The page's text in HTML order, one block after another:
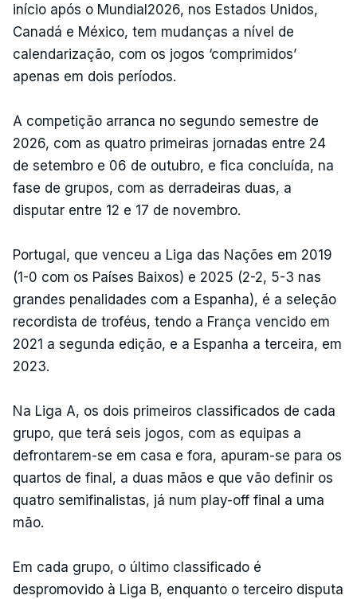
início após o Mundial2026, nos Estados Unidos,
Canadá e México, tem mudanças a nível de
calendarização, com os jogos ‘comprimidos’
apenas em dois períodos.
A competição arranca no segundo semestre de
2026, com as quatro primeiras jornadas entre 24
de setembro e 06 de outubro, e fica concluída, na
fase de grupos, com as derradeiras duas, a
disputar entre 12 e 17 de novembro.
Portugal, que venceu a Liga das Nações em 2019
(1-0 com os Países Baixos) e 2025 (2-2, 5-3 nas
grandes penalidades com a Espanha), é a seleção
recordista de troféus, tendo a França vencido em
2021 a segunda edição, e a Espanha a terceira, em
2023.
Na Liga A, os dois primeiros classificados de cada
grupo, que terá seis jogos, com as equipas a
defrontarem-se em casa e fora, apuram-se para os
quartos de final, a duas mãos e que vão definir os
quatro semifinalistas, já num play-off final a uma
mão.
Em cada grupo, o último classificado é
despromovido à Liga B, enquanto o terceiro disputa